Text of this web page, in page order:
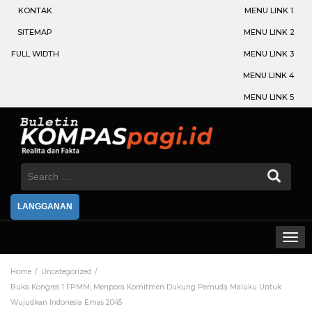
KONTAK
SITEMAP
FULL WIDTH
MENU LINK 1
MENU LINK 2
MENU LINK 3
MENU LINK 4
MENU LINK 5
Search
LANGGANAN
Home
Uncategorized
Buka Kongres 1 FPMM, Menpora Komitmen Dukung Pemuda Maluku Untuk
Wujudkan Indonesia Emas 2045